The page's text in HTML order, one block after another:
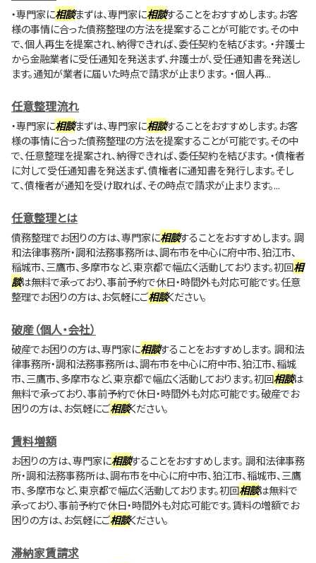
・専門家に相談まずは、専門家に相談することをおすすめします。お客
様の事情に合った債務整理の方法を提案することが可能です。その中
で、個人再生を提案され、納得できれば、委任契約を結びます。 ・弁護士
から金融業者に受任通知を発送まず、弁護士が、受任通知書を発送し
ます。通知が業者に届いた時点で請求が止まります。 ・個人再...
任意整理流れ
・専門家に相談まずは、専門家に相談することをおすすめします。お客
様の事情に合った債務整理の方法を提案することが可能です。その中
で、任意整理を提案され、納得できれば、委任契約を結びます。 ・債権者
に対して受任通知書を発送まず、債権者に通知書を発行します。そし
て、債権者が通知を受け取れば、その時点で請求が止まります。...
任意整理とは
債務整理でお困りの方は、専門家に相談することをおすすめします。 調
和法律事務所・調和法務事務所は、調布市を中心に府中市、狛江市、
稲城市、三鷹市、多摩市など、東京都で幅広く活動しております。初回相
談は無料で承っており、事前予約で休日・時間外も対応可能です。任意
整理でお困りの方は、お気軽にご相談ください。
破産（個人・会社）
破産でお困りの方は、専門家に相談することをおすすめします。 調和法
律事務所・調和法務事務所は、調布市を中心に府中市、狛江市、稲城
市、三鷹市、多摩市など、東京都で幅広く活動しております。初回相談は
無料で承っており、事前予約で休日・時間外も対応可能です。破産でお
困りの方は、お気軽にご相談ください。
賃料増額
お困りの方は、専門家に相談することをおすすめします。 調和法律事務
所・調和法務事務所は、調布市を中心に府中市、狛江市、稲城市、三鷹
市、多摩市など、東京都で幅広く活動しております。初回相談は無料で
承っており、事前予約で休日・時間外も対応可能です。賃料の増額でお
困りの方は、お気軽にご相談ください。
滞納家賃請求